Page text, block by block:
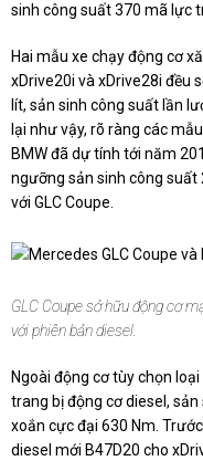
sinh công suất 370 mã lực
Hai mẫu xe chạy động cơ
xDrive20i và xDrive28i đều
lít, sản sinh công suất lần
lại như vậy, rõ ràng các
BMW đã dự tính tới năm
ngưỡng sản sinh công
với GLC Coupe.
GLC Coupe sở hữu động cơ
với phiên bản diesel.
Ngoài động cơ tùy chọn
trang bị động cơ diesel,
xoắn cực đại 630 Nm.
diesel mới B47D20 cho